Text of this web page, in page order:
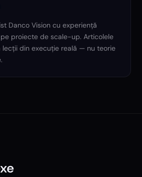
Danco Vision cu experiență
proiecte de scale-up. Articolele
lecții din execuție reală — nu teorie